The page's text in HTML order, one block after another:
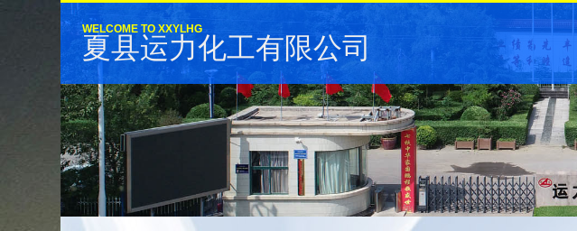
WELCOME TO XXYLHG
夏县运力化工有限公司